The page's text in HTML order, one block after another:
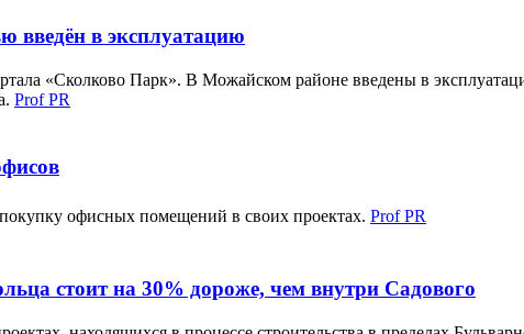
введён в эксплуатацию
«Сколково Парк». В Можайском районе введены в
Prof PR
офисных помещений в своих проектах. Prof PR
стоит на 30% дороже, чем внутри Садового